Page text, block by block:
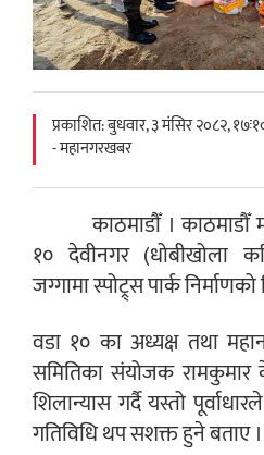
प्रकाशित: बुधवार, ३ मंसिर २०८२,
- महानगरखबर
काठमाडौँ । काठमाडौँ
१० देवीनगर (धोबीखोला
जग्गामा स्पोट्र्स पार्क
वडा १० का अध्यक्ष तथा
समितिका संयोजक रामकुमार
शिलान्यास गर्दै यस्तो
गतिविधि थप सशक्त हुने बताए ।